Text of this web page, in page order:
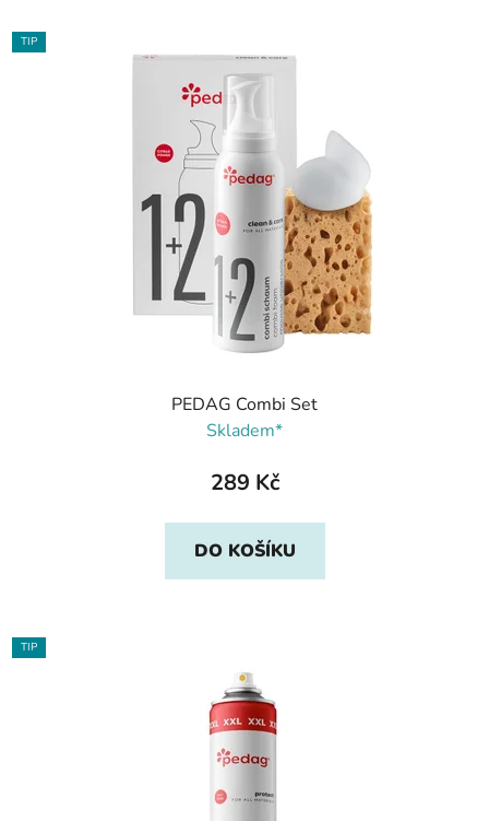
TIP
PEDAG Combi Set
Skladem*
289 Kč
DO KOŠÍKU
TIP